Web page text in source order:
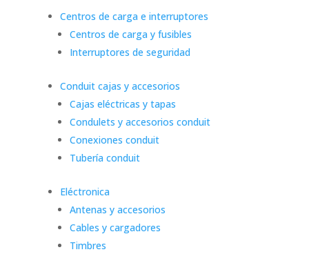
Centros de carga e interruptores
Centros de carga y fusibles
Interruptores de seguridad
Conduit cajas y accesorios
Cajas eléctricas y tapas
Condulets y accesorios conduit
Conexiones conduit
Tubería conduit
Eléctronica
Antenas y accesorios
Cables y cargadores
Timbres